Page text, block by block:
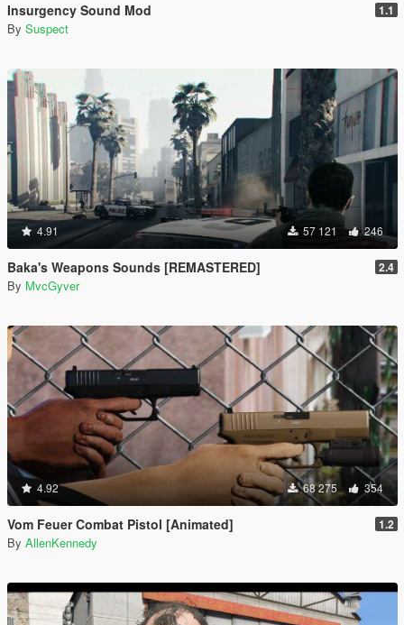
Insurgency Sound Mod 1.1
By Suspect
4.91 57 121 246
Baka's Weapons Sounds [REMASTERED] 2.4
By MvcGyver
4.92 68 275 354
Vom Feuer Combat Pistol [Animated] 1.2
By AllenKennedy